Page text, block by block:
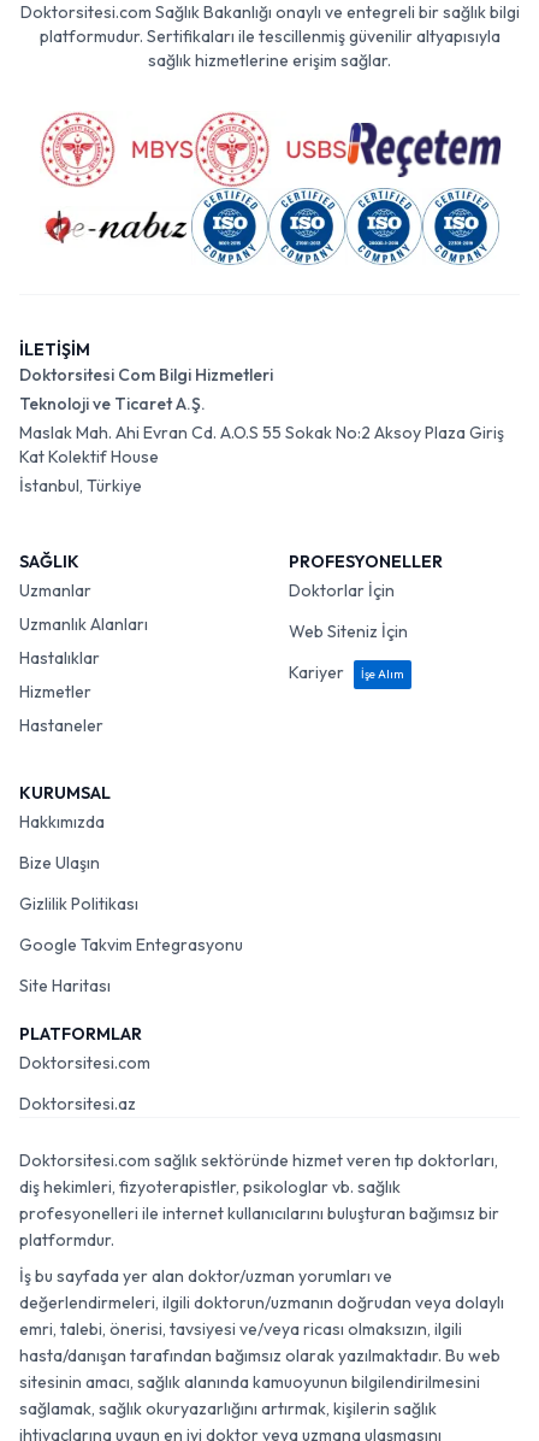
Doktorsitesi.com Sağlık Bakanlığı onaylı ve entegreli bir sağlık bilgi
platformudur. Sertifikaları ile tescillenmiş güvenilir altyapısıyla
sağlık hizmetlerine erişim sağlar.
İLETİŞİM
Doktorsitesi Com Bilgi Hizmetleri
Teknoloji ve Ticaret A.Ş.
Maslak Mah. Ahi Evran Cd. A.O.S 55 Sokak No:2 Aksoy Plaza Giriş
Kat Kolektif House
İstanbul, Türkiye
SAĞLIK
Uzmanlar
Uzmanlık Alanları
Hastalıklar
Hizmetler
Hastaneler
PROFESYONELLER
Doktorlar İçin
Web Siteniz İçin
Kariyer
İşe Alım
KURUMSAL
Hakkımızda
Bize Ulaşın
Gizlilik Politikası
Google Takvim Entegrasyonu
Site Haritası
PLATFORMLAR
Doktorsitesi.com
Doktorsitesi.az
Doktorsitesi.com sağlık sektöründe hizmet veren tıp doktorları,
diş hekimleri, fizyoterapistler, psikologlar vb. sağlık
profesyonelleri ile internet kullanıcılarını buluşturan bağımsız bir
platformdur.
İş bu sayfada yer alan doktor/uzman yorumları ve
değerlendirmeleri, ilgili doktorun/uzmanın doğrudan veya dolaylı
emri, talebi, önerisi, tavsiyesi ve/veya ricası olmaksızın, ilgili
hasta/danışan tarafından bağımsız olarak yazılmaktadır. Bu web
sitesinin amacı, sağlık alanında kamuoyunun bilgilendirilmesini
sağlamak, sağlık okuryazarlığını artırmak, kişilerin sağlık
ihtiyaçlarına uygun en iyi doktor veya uzmana ulaşmasını